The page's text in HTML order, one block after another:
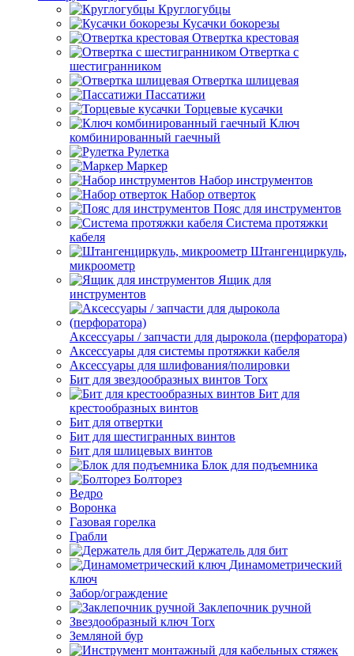
Круглогубцы
Кусачки бокорезы
Отвертка крестовая
Отвертка с
шестигранником
Отвертка шлицевая
Пассатижи
Торцевые кусачки
Ключ
комбинированный гаечный
Рулетка
Маркер
Набор инструментов
Набор отверток
Пояс для инструментов
Система протяжки
кабеля
Штангенциркуль,
микроометр
Ящик для
инструментов
Аксессуары / запчасти для дырокола (перфоратора)
Аксессуары для системы протяжки кабеля
Аксессуары для шлифования/полировки
Бит для звездообразных винтов Torx
Бит для
крестообразных винтов
Бит для отвертки
Бит для шестигранных винтов
Бит для шлицевых винтов
Блок для подъемника
Болторез
Ведро
Воронка
Газовая горелка
Грабли
Держатель для бит
Динамометрический
ключ
Забор/ограждение
Заклепочник ручной
Звездообразный ключ Torx
Земляной бур